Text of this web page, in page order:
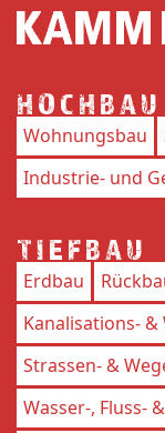
HOCHBAU
Wohnungsbau
Industrie- und
TIEFBAU
Erdbau
Kanalisations-
Strassen- &
Wasser-, Fluss-